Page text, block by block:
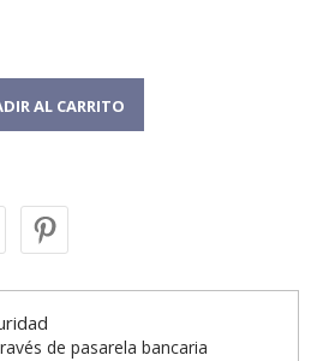
AL CARRITO
de pasarela bancaria